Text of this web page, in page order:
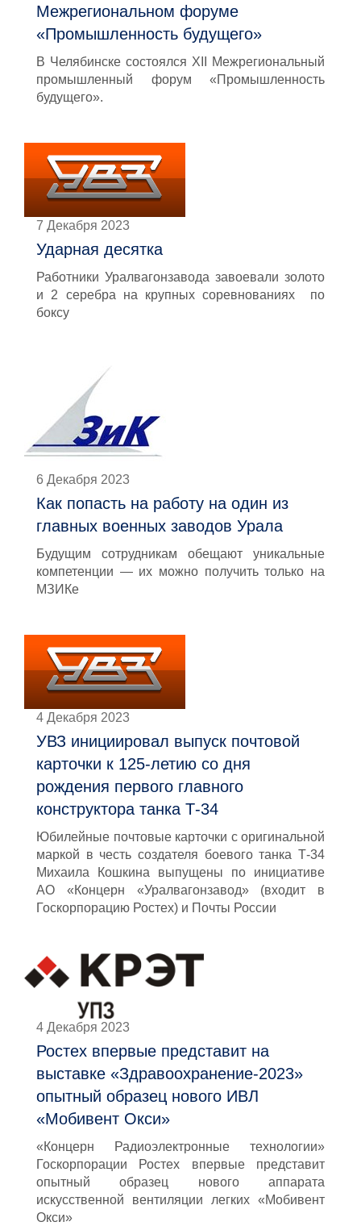
Межрегиональном форуме
«Промышленность будущего»
В Челябинске состоялся XII Межрегиональный
промышленный форум «Промышленность
будущего».
7 Декабря 2023
Ударная десятка
Работники Уралвагонзавода завоевали золото
и 2 серебра на крупных соревнованиях по
боксу
6 Декабря 2023
Как попасть на работу на один из
главных военных заводов Урала
Будущим сотрудникам обещают уникальные
компетенции — их можно получить только на
МЗИКе
4 Декабря 2023
УВЗ инициировал выпуск почтовой
карточки к 125-летию со дня
рождения первого главного
конструктора танка Т-34
Юбилейные почтовые карточки с оригинальной
маркой в честь создателя боевого танка Т-34
Михаила Кошкина выпущены по инициативе
АО «Концерн «Уралвагонзавод» (входит в
Госкорпорацию Ростех) и Почты России
4 Декабря 2023
Ростех впервые представит на
выставке «Здравоохранение-2023»
опытный образец нового ИВЛ
«Мобивент Окси»
«Концерн Радиоэлектронные технологии»
Госкорпорации Ростех впервые представит
опытный образец нового аппарата
искусственной вентиляции легких «Мобивент
Окси»